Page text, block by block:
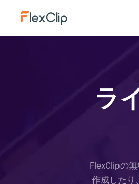
ラ
FlexClipの
作成したり